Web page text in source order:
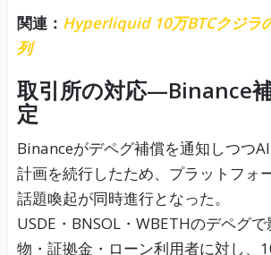
関連： Hyperliquid 10万BTCクジラ
列
取引所の対応—Binance
定
Binanceがデペグ補償を通知しつつ
計画を続行したため、プラットフォ
話題喚起が同時進行となった。
USDE・BNSOL・WBETHのデペグ
物・証拠金・ローン利用者に対し、